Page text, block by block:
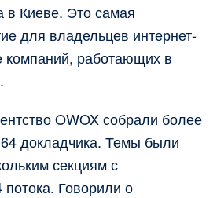
в Киеве. Это самая
для владельцев интернет-
компаний, работающих в
OWOX собрали более
докладчика. Темы были
секциям с
Говорили о